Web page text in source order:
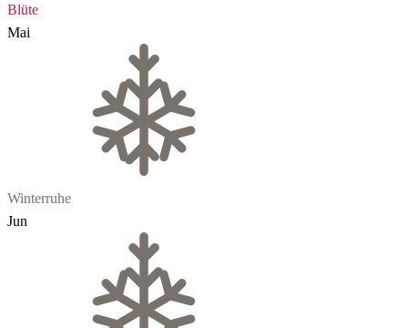
Blüte
Mai
Winterruhe
Jun